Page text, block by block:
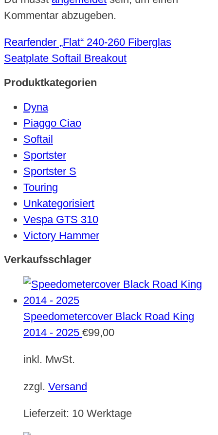
Kommentar abzugeben.
Rearfender „Flat“ 240-260 Fiberglas
Seatplate Softail Breakout
Produktkategorien
Dyna
Piaggo Ciao
Softail
Sportster
Sportster S
Touring
Unkategorisiert
Vespa GTS 310
Victory Hammer
Verkaufsschlager
Speedometercover Black Road King
2014 - 2025 €99,00
inkl. MwSt.
zzgl. Versand
Lieferzeit: 10 Werktage